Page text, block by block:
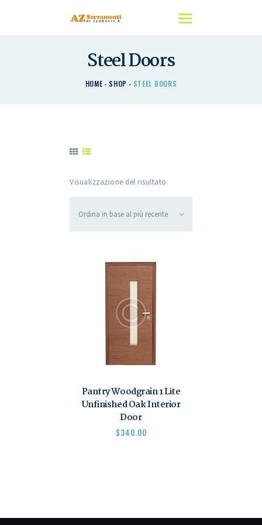
Steel Doors
HOME SHOP STEEL DOORS
CHI SIAMO
Visualizzazione del risultato
Pantry Woodgrain 1 Lite
Unfinished Oak Interior
Door
$340.00